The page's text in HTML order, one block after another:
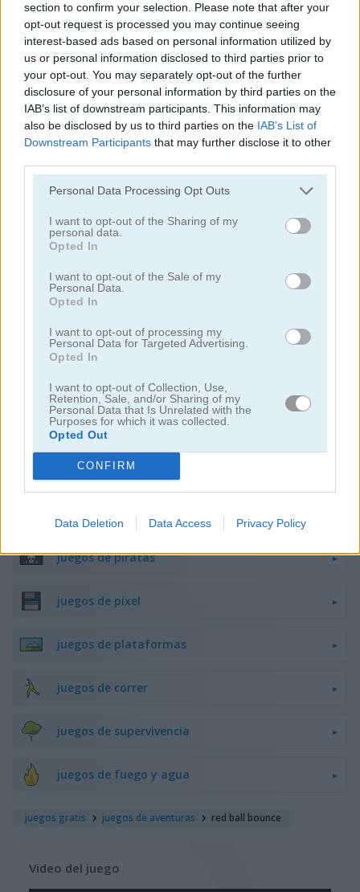
section to confirm your selection. Please note that after your
opt-out request is processed you may continue seeing
interest-based ads based on personal information utilized by
us or personal information disclosed to third parties prior to
your opt-out. You may separately opt-out of the further
disclosure of your personal information by third parties on the
IAB’s list of downstream participants. This information may
also be disclosed by us to third parties on the IAB’s List of
Downstream Participants that may further disclose it to other
Personal Data Processing Opt Outs
I want to opt-out of the Sharing of my
personal data.
Opted In
I want to opt-out of the Sale of my
Personal Data.
Opted In
I want to opt-out of processing my
Personal Data for Targeted Advertising.
Opted In
I want to opt-out of Collection, Use,
Retention, Sale, and/or Sharing of my
Personal Data that Is Unrelated with the
Purposes for which it was collected.
Opted Out
CONFIRM
Data Deletion Data Access Privacy Policy
juegos de clicker
juegos de detectives
juegos de dragones
juegos de fantasía
juegos de terror
juegos de idle
juegos de saltar
juegos de caballeros
juegos de minecraft
juegos de monstruos
juegos de misterio
juegos de piratas
juegos de píxel
juegos de plataformas
juegos de correr
juegos de supervivencia
juegos de fuego y agua
juegos gratis juegos de aventuras red ball bounce
Video del juego